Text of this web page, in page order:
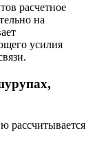
расчетное
на
усилия
рассчитывается